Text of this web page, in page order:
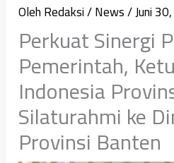
OlehRedaksi/News/Juni
Perkuat Sinergi
Pemerintah,
Indonesia
Silaturahmi ke
Provinsi Banten